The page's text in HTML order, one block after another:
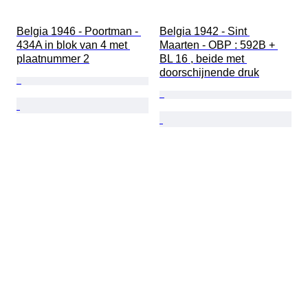
Belgia 1946 - Poortman -
434A in blok van 4 met
plaatnummer 2
Belgia 1942 - Sint
Maarten - OBP : 592B +
BL 16 , beide met
doorschijnende druk